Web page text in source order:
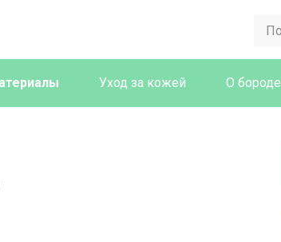
Уход за кожей О бороде